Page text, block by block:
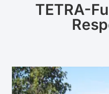
TETRA-